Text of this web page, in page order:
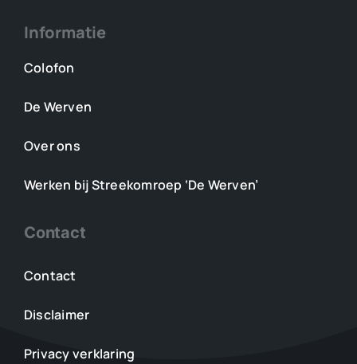
Informatie
Colofon
De Werven
Over ons
Werken bij Streekomroep ‘De Werven’
Contact
Contact
Disclaimer
Privacy verklaring